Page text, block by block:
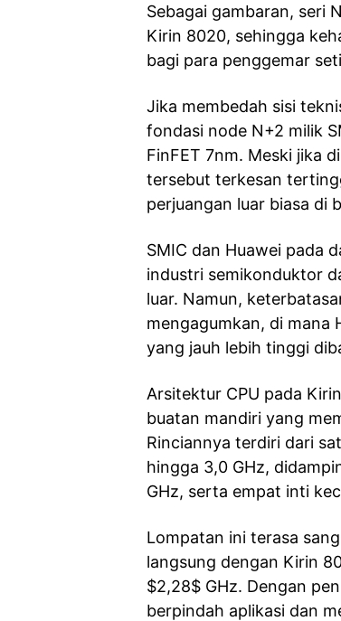
Sebagai gambaran, seri
Kirin 8020, sehingga
bagi para penggemar
Jika membedah sisi
fondasi node N+2 milik
FinFET 7nm. Meski jika
tersebut terkesan
perjuangan luar biasa di
SMIC dan Huawei pada
industri semikonduktor
luar. Namun,
mengagumkan, di mana
yang jauh lebih tinggi
Arsitektur CPU pada
buatan mandiri yang
Rinciannya terdiri dari
hingga 3,0 GHz,
GHz, serta empat inti
Lompatan ini terasa
langsung dengan Kirin
$2,28$ GHz. Dengan
berpindah aplikasi dan